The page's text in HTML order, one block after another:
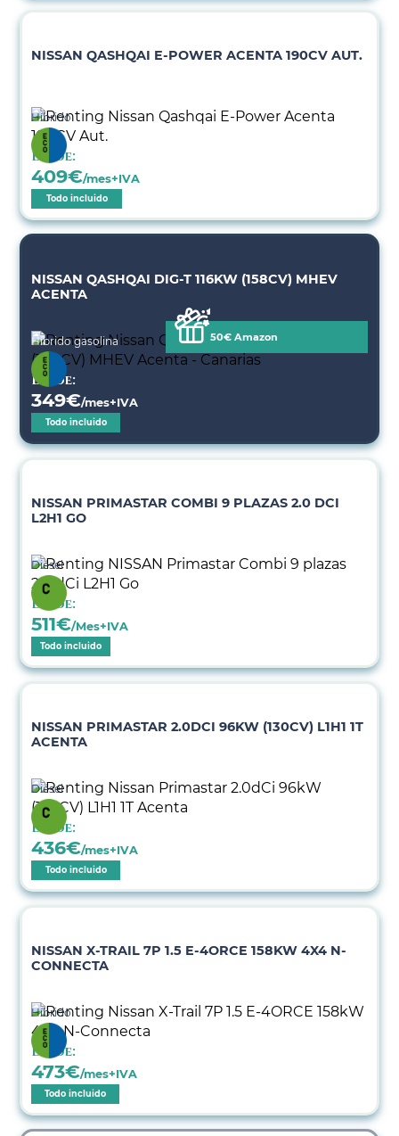
NISSAN QASHQAI E-POWER ACENTA 190CV AUT.
Híbrido
Desde:
409€/mes+IVA
Todo incluido
NISSAN QASHQAI DIG-T 116KW (158CV) MHEV
ACENTA
Híbrido gasolina 50€ Amazon
Desde:
349€/mes+IVA
Todo incluido
NISSAN PRIMASTAR COMBI 9 PLAZAS 2.0 DCI
L2H1 GO
Diésel
Desde:
511€/Mes+IVA
Todo incluido
NISSAN PRIMASTAR 2.0DCI 96KW (130CV) L1H1 1T
ACENTA
Diésel
Desde:
436€/mes+IVA
Todo incluido
NISSAN X-TRAIL 7P 1.5 E-4ORCE 158KW 4X4 N-
CONNECTA
Híbrido
Desde:
473€/mes+IVA
Todo incluido